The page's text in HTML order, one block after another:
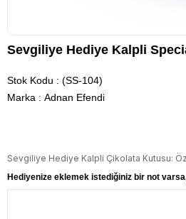
Sevgiliye Hediye Kalpli
Stok Kodu
(SS-104)
Marka : Adnan Efendi
Sevgiliye Hediye Kalpli Çikolata Kutusu:
Hediyenize eklemek istediğiniz bir not